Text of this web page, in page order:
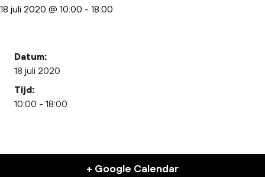
18 juli 2020 @ 10:00 - 18:00
Datum:
18 juli 2020
Tijd:
10:00 - 18:00
+ Google Calendar